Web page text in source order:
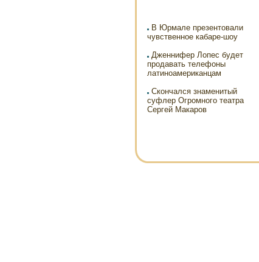
В Юрмале презентовали
чувственное кабаре-шоу
Дженнифер Лопес будет
продавать телефоны
латиноамериканцам
Скончался знаменитый
суфлер Огромного театра
Сергей Макаров